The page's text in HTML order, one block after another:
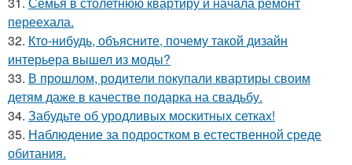
переехала.
32. Кто-нибудь, объясните, почему такой дизайн
интерьера вышел из моды?
33. В прошлом, родители покупали квартиры своим
детям даже в качестве подарка на свадьбу.
34. Забудьте об уродливых москитных сетках!
35. Наблюдение за подростком в естественной среде
обитания.